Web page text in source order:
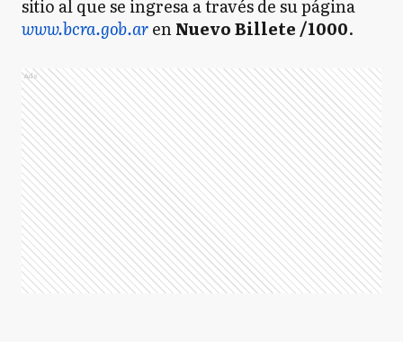
sitio al que se ingresa a través de su página
www.bcra.gob.arenNuevo Billete /1000.
Ads